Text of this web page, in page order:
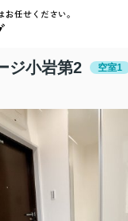
任せください。
ジ小岩第2 空室1